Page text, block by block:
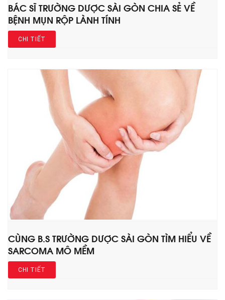
BÁC SĨ TRƯỜNG DƯỢC SÀI GÒN CHIA SẺ VỀ
BỆNH MỤN RỘP LÀNH TÍNH
CHI TIẾT
CÙNG B.S TRƯỜNG DƯỢC SÀI GÒN TÌM HIỂU VỀ
SARCOMA MÔ MỀM
CHI TIẾT